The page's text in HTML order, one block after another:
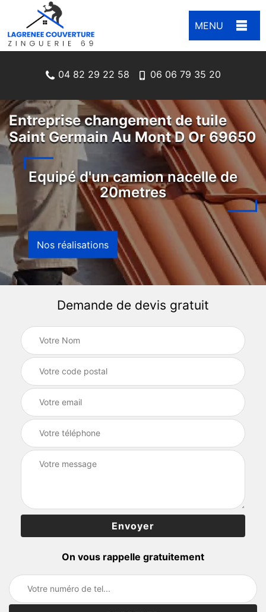
MENU
04 82 29 22 58 06 06 79 35 20
Entreprise changement de tuile
Saint Germain Au Mont D Or 69650
Equipé d'un camion nacelle de
20metres
Nos réalisations
Demande de devis gratuit
On vous rappelle gratuitement